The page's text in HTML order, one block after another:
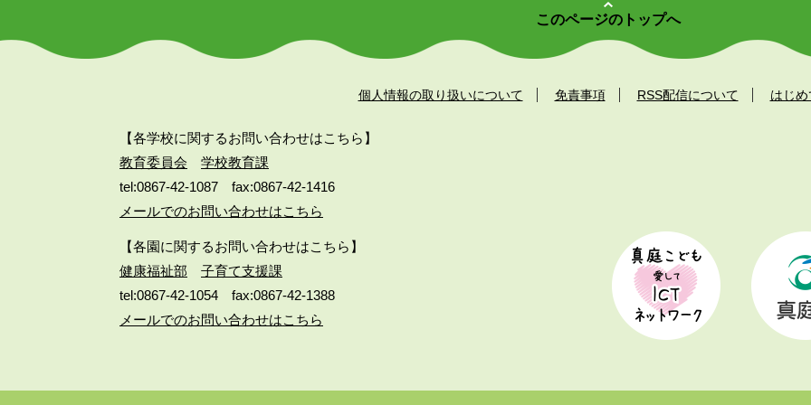
このページのトップへ
個人情報の取り扱いについて 免責事項 RSS配信について はじ
【各学校に関するお問い合わせはこちら】
教育委員会
学校教育課
tel:0867-42-1087
fax:0867-42-1416
メールでのお問い合わせはこちら
【各園に関するお問い合わせはこちら】
健康福祉部
子育て支援課
tel:0867-42-1054
fax:0867-42-1388
メールでのお問い合わせはこちら